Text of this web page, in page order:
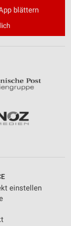
blättern
einstellen